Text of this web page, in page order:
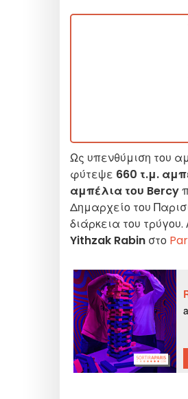
Ως υπενθύμιση του
φύτεψε 660 τ.μ.
αμπέλια του Bercy
Δημαρχείο του
διάρκεια του
Yithzak Rabin στο